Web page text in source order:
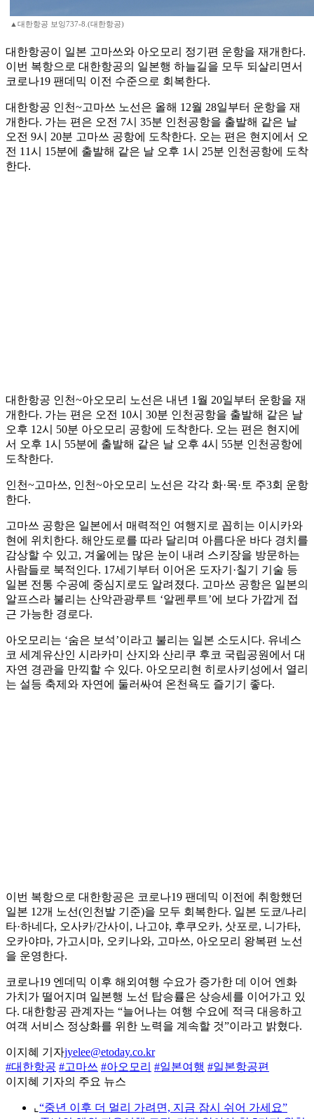
▲대한항공 보잉737-8.(대한항공)
대한항공이 일본 고마쓰와 아오모리 정기편 운항을 재개한다.
이번 복항으로 대한항공의 일본행 하늘길을 모두 되살리면서
코로나19 팬데믹 이전 수준으로 회복한다.
대한항공 인천~고마쓰 노선은 올해 12월 28일부터 운항을 재
개한다. 가는 편은 오전 7시 35분 인천공항을 출발해 같은 날
오전 9시 20분 고마쓰 공항에 도착한다. 오는 편은 현지에서 오
전 11시 15분에 출발해 같은 날 오후 1시 25분 인천공항에 도착
한다.
대한항공 인천~아오모리 노선은 내년 1월 20일부터 운항을 재
개한다. 가는 편은 오전 10시 30분 인천공항을 출발해 같은 날
오후 12시 50분 아오모리 공항에 도착한다. 오는 편은 현지에
서 오후 1시 55분에 출발해 같은 날 오후 4시 55분 인천공항에
도착한다.
인천~고마쓰, 인천~아오모리 노선은 각각 화·목·토 주3회 운항
한다.
고마쓰 공항은 일본에서 매력적인 여행지로 꼽히는 이시카와
현에 위치한다. 해안도로를 따라 달리며 아름다운 바다 경치를
감상할 수 있고, 겨울에는 많은 눈이 내려 스키장을 방문하는
사람들로 북적인다. 17세기부터 이어온 도자기·칠기 기술 등
일본 전통 수공예 중심지로도 알려졌다. 고마쓰 공항은 일본의
알프스라 불리는 산악관광루트 ‘알펜루트’에 보다 가깝게 접
근 가능한 경로다.
아오모리는 ‘숨은 보석’이라고 불리는 일본 소도시다. 유네스
코 세계유산인 시라카미 산지와 산리쿠 후코 국립공원에서 대
자연 경관을 만끽할 수 있다. 아오모리현 히로사키성에서 열리
는 설등 축제와 자연에 둘러싸여 온천욕도 즐기기 좋다.
이번 복항으로 대한항공은 코로나19 팬데믹 이전에 취항했던
일본 12개 노선(인천발 기준)을 모두 회복한다. 일본 도쿄/나리
타·하네다, 오사카/간사이, 나고야, 후쿠오카, 삿포로, 니가타,
오카야마, 가고시마, 오키나와, 고마쓰, 아오모리 왕복편 노선
을 운영한다.
코로나19 엔데믹 이후 해외여행 수요가 증가한 데 이어 엔화
가치가 떨어지며 일본행 노선 탑승률은 상승세를 이어가고 있
다. 대한항공 관계자는 “늘어나는 여행 수요에 적극 대응하고
여객 서비스 정상화를 위한 노력을 계속할 것”이라고 밝혔다.
이지혜 기자jyelee@etoday.co.kr
#대한항공 #고마쓰 #아오모리 #일본여행 #일본항공편
이지혜 기자의 주요 뉴스
⌞ “중년 이후 더 멀리 가려면, 지금 잠시 쉬어 가세요”